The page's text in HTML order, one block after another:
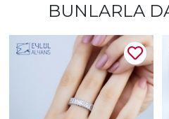
BUNLARLA